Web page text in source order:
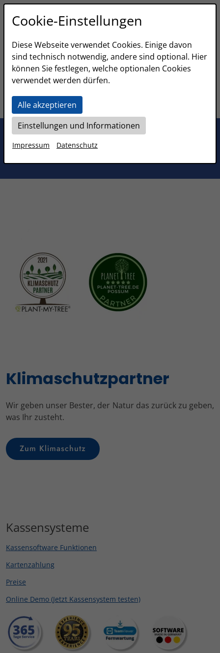
Rechnung
✔️ Versand der Rechnung per Mail
zum eBon
Klimaschutzpartner
Wir geben unser Bester, der Natur das zurück zu geben,
was Ihr zusteht.
Zum Klimaschutz
Kassensysteme
Kassensoftware Funktionen
Kartenzahlung
Preise
Online Demo (Jetzt Kassensystem testen)
Cookie-Einstellungen
Diese Webseite verwendet Cookies. Einige davon
sind technisch notwendig, andere sind optional. Hier
können Sie festlegen, welche optionalen Cookies
verwendet werden dürfen.
Alle akzeptieren
Einstellungen und Informationen
Impressum Datenschutz